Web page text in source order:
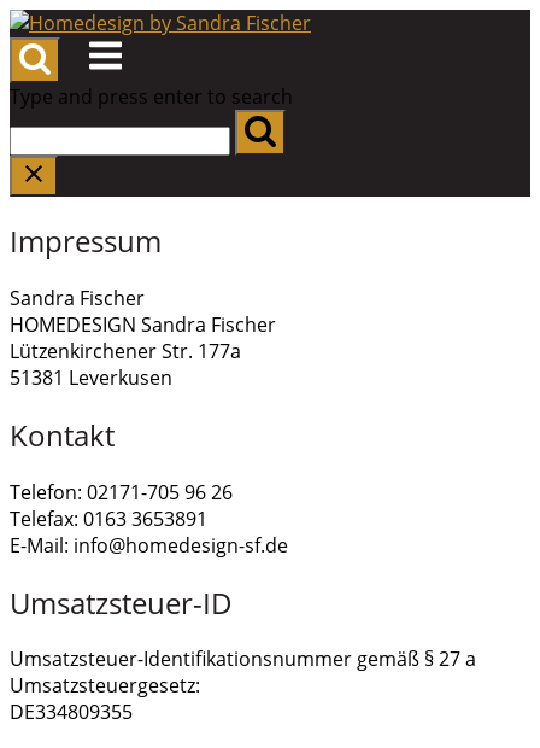
Skip
to
content
Menu
Type and press enter to search
Impressum
Sandra Fischer
HOMEDESIGN Sandra Fischer
Lützenkirchener Str. 177a
51381 Leverkusen
Kontakt
Telefon: 02171-705 96 26
Telefax: 0163 3653891
E-Mail: info@homedesign-sf.de
Umsatzsteuer-ID
Umsatzsteuer-Identifikationsnummer gemäß § 27 a
Umsatzsteuergesetz:
DE334809355